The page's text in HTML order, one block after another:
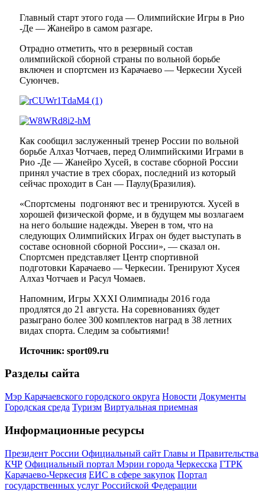
Главный старт этого года — Олимпийские Игры в Рио
-Де — Жанейро в самом разгаре.
Отрадно отметить, что в резервный состав
олимпийской сборной страны по вольной борьбе
включен и спортсмен из Карачаево — Черкесии Хусей
Суюнчев.
Как сообщил заслуженный тренер России по вольной
борьбе Алхаз Чотчаев, перед Олимпийскими Играми в
Рио -Де — Жанейро Хусей, в составе сборной России
принял участие в трех сборах, последний из который
сейчас проходит в Сан — Паулу(Бразилия).
«Спортсмены подгоняют вес и тренируются. Хусей в
хорошей физической форме, и в будущем мы возлагаем
на него большие надежды. Уверен в том, что на
следующих Олимпийских Играх он будет выступать в
составе основной сборной России», — сказал он.
Спортсмен представляет Центр спортивной
подготовки Карачаево — Черкесии. Тренируют Хусея
Алхаз Чотчаев и Расул Чомаев.
Напомним, Игры XXXI Олимпиады 2016 года
продлятся до 21 августа. На соревнованиях будет
разыграно более 300 комплектов наград в 38 летних
видах спорта. Следим за событиями!
Источник: sport09.ru
Разделы сайта
Мэр Карачаевского городского округа Новости Документы
Городская среда Туризм Виртуальная приемная
Информационные ресурсы
Президент России Официальный сайт Главы и Правительства
КЧР Официальный портал Мэрии города Черкесска ГТРК
Карачаево-Черкесия ЕИС в сфере закупок Портал
государственных услуг Российской Федерации